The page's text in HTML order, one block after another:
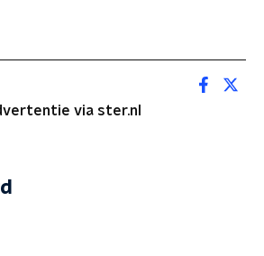
via ster.nl